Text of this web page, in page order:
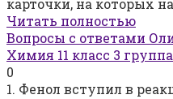
карточки, на которых
Читать полностью
Вопросы с ответами
Химия 11 класс 3 группа
0
1. Фенол вступил в